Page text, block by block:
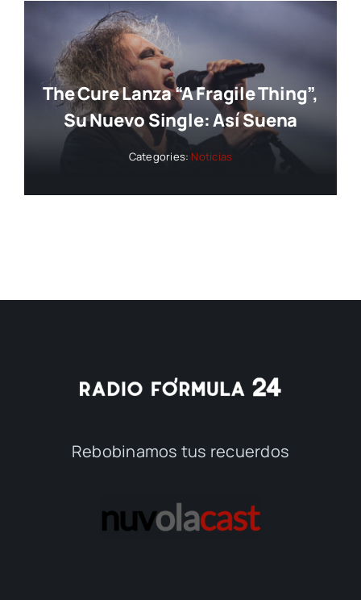
The Cure Lanza “A Fragile Thing”,
Su Nuevo Single: Así Suena
Categories: Noticias
Rebobinamos tus recuerdos